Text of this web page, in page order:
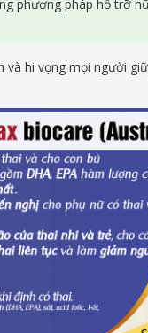
phương pháp hỗ trỡ
và hi vọng mọi người